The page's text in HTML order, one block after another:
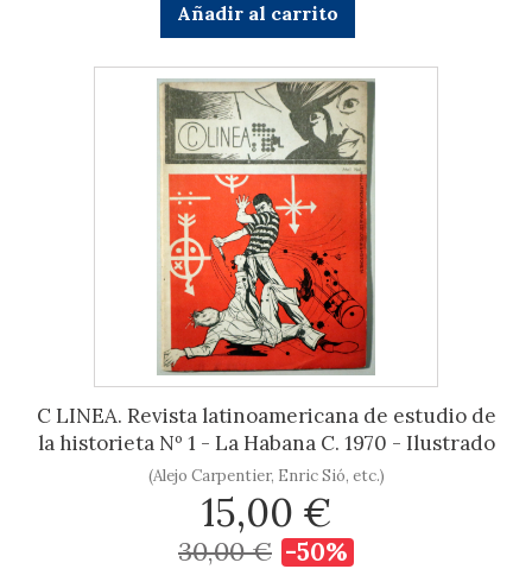
Añadir al carrito
C LINEA. Revista latinoamericana de estudio de
la historieta Nº 1 - La Habana C. 1970 - Ilustrado
(Alejo Carpentier, Enric Sió, etc.)
15,00 €
30,00 € -50%